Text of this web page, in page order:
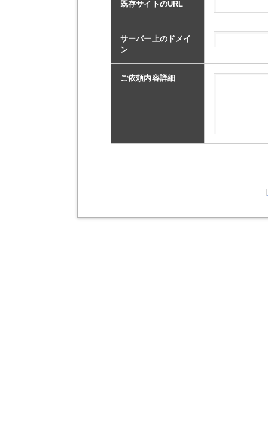
既存サイトのURL
サーバー上のドメイ
ン
ご依頼内容詳細
[